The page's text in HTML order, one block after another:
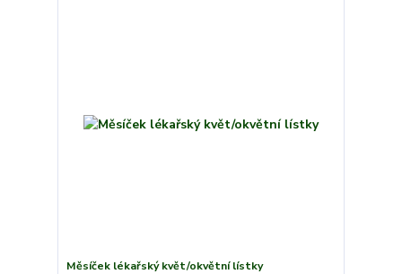
Měsíček lékařský květ/okvětní lístky